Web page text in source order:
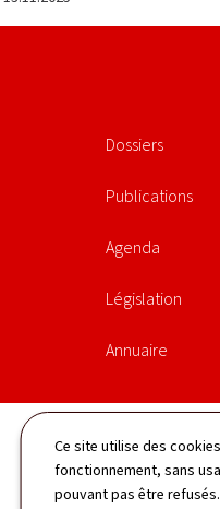
Ce site utilise des
fonctionnement, sans
pouvant pas être
Dossiers
Publications
Agenda
Législation
Annuaire